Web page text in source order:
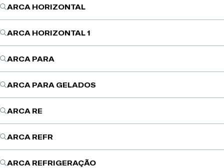
ARCA HORIZONTAL
ARCA HORIZONTAL 1
ARCA PARA
ARCA PARA GELADOS
ARCA RE
ARCA REFR
ARCA REFRIGERAÇÃO